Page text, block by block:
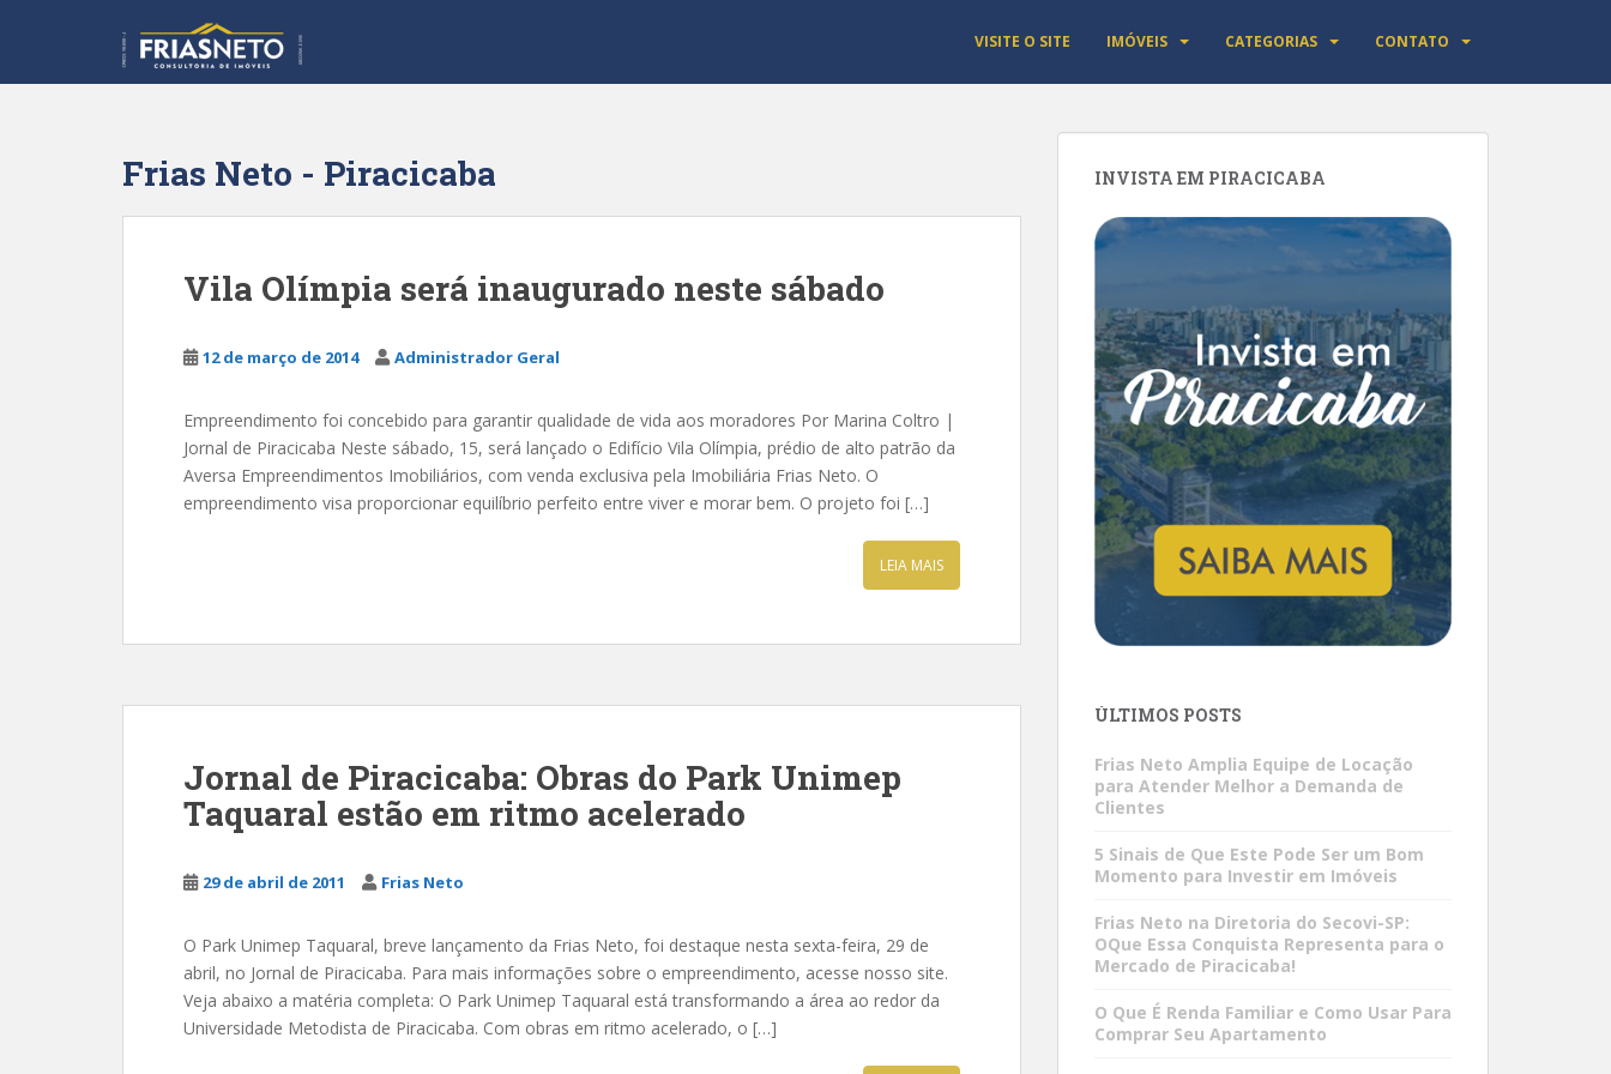
VISITE O SITE IMÓVEIS CATEGORIAS CONTATO
Frias Neto - Piracicaba
Vila Olímpia será inaugurado neste sábado
12 de março de 2014 Administrador Geral
Empreendimento foi concebido para garantir qualidade de vida aos moradores Por Marina Coltro |
Jornal de Piracicaba Neste sábado, 15, será lançado o Edifício Vila Olímpia, prédio de alto patrão da
Aversa Empreendimentos Imobiliários, com venda exclusiva pela Imobiliária Frias Neto. O
empreendimento visa proporcionar equilíbrio perfeito entre viver e morar bem. O projeto foi […]
LEIA MAIS
Jornal de Piracicaba: Obras do Park Unimep
Taquaral estão em ritmo acelerado
29 de abril de 2011 Frias Neto
O Park Unimep Taquaral, breve lançamento da Frias Neto, foi destaque nesta sexta-feira, 29 de
abril, no Jornal de Piracicaba. Para mais informações sobre o empreendimento, acesse nosso site.
Veja abaixo a matéria completa: O Park Unimep Taquaral está transformando a área ao redor da
Universidade Metodista de Piracicaba. Com obras em ritmo acelerado, o […]
INVISTA EM PIRACICABA
ÚLTIMOS POSTS
Frias Neto Amplia Equipe de Locação
para Atender Melhor a Demanda de
Clientes
5 Sinais de Que Este Pode Ser um Bom
Momento para Investir em Imóveis
Frias Neto na Diretoria do Secovi-SP:
OQue Essa Conquista Representa para o
Mercado de Piracicaba!
O Que É Renda Familiar e Como Usar Para
Comprar Seu Apartamento